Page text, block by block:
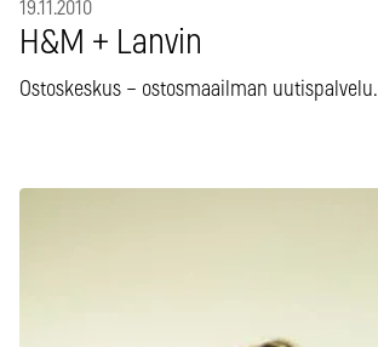
19.11.2010
H&M + Lanvin
Ostoskeskus – ostosmaailman uutispalvelu.